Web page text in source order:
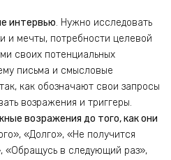
интервью. Нужно исследовать
и мечты, потребности целевой
своих потенциальных
письма и смысловые
как обозначают свои запросы
возражения и триггеры.
возражения до того, как они
«Долго», «Не получится
«Обращусь в следующий раз»,